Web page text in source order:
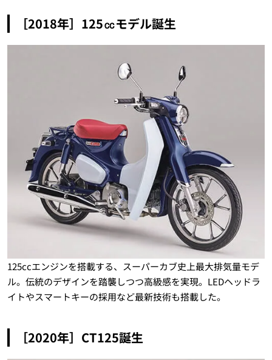
［2018年］125㏄モデル誕生
125ccエンジンを搭載する、スーパーカブ史上最大排気量モデ
ル。伝統のデザインを踏襲しつつ高級感を実現。LEDヘッドラ
イトやスマートキーの採用など最新技術も搭載した。
［2020年］CT125誕生